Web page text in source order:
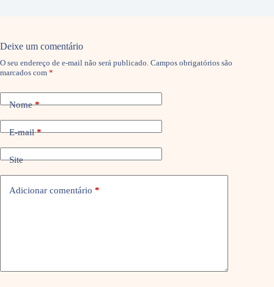
Deixe um comentário
O seu endereço de e-mail não será publicado. Campos obrigatórios são
marcados com *
Nome*
E-mail*
Site
Adicionar comentário *